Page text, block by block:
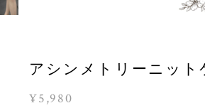
アシンメトリーニッ
¥5,980